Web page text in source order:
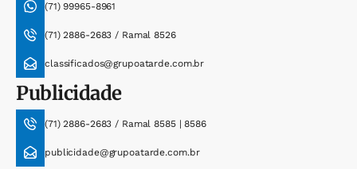
(71) 99965-8961
(71) 2886-2683 / Ramal 8526
classificados@grupoatarde.com.br
Publicidade
(71) 2886-2683 / Ramal 8585 | 8586
publicidade@grupoatarde.com.br